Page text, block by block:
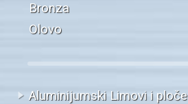
Bronza
Olovo
Aluminijumski Limovi i ploče